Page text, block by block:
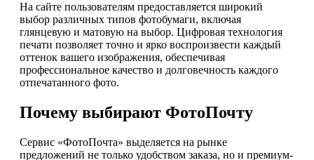
На сайте пользователям предоставляется широкий
выбор различных типов фотобумаги, включая
глянцевую и матовую на выбор. Цифровая технология
печати позволяет точно и ярко воспроизвести каждый
оттенок вашего изображения, обеспечивая
профессиональное качество и долговечность каждого
отпечатанного фото.
Почему выбирают ФотоПочту
Сервис «ФотоПочта» выделяется на рынке
предложений не только удобством заказа, но и премиум-